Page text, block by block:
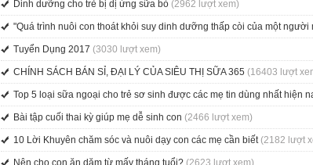
Dinh dưỡng cho trẻ bị dị ứng sữa bò (2962 lượt xem)
"Quá trình nuôi con thoát khỏi suy dinh dưỡng thấp còi của một người
Tuyển Dụng 2017 (3030 lượt xem)
CHÍNH SÁCH BÁN SỈ, ĐẠI LÝ CỦA SIÊU THỊ SỮA 365 (16403 lượt
Top 5 loại sữa ngoại cho trẻ sơ sinh được các mẹ tin dùng nhất hiện
Bài tập cuối thai kỳ giúp mẹ dễ sinh con (2466 lượt xem)
10 Lời Khuyên chăm sóc và nuôi dạy con các mẹ cần biết (2182 lượt
Nên cho con ăn dặm từ mấy tháng tuổi? (2623 lượt xem)